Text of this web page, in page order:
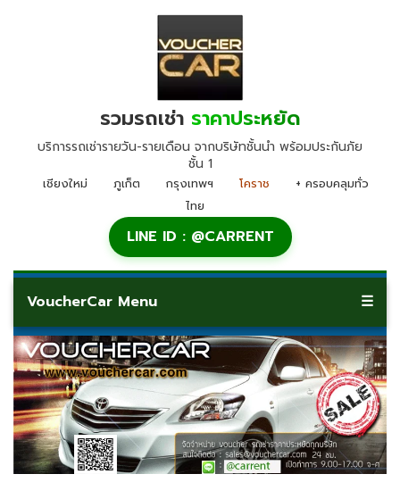
รวมรถเช่า ราคาประหยัด
บริการรถเช่ารายวัน-รายเดือน จากบริษัทชั้นนำ พร้อมประกันภัย
ชั้น 1
เชียงใหม่ ภูเก็ต กรุงเทพฯ โคราช
+ ครอบคลุมทั่ว
ไทย
LINE ID : @CARRENT
VoucherCar Menu ☰